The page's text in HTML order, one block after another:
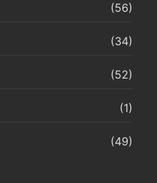
(56)
(34)
(52)
(1)
(49)